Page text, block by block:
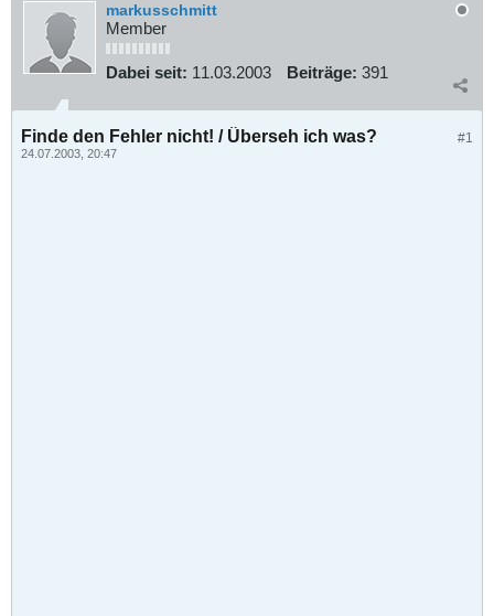
markusschmitt
Member
Dabei seit: 11.03.2003 Beiträge: 391
#1
Finde den Fehler nicht! / Überseh ich was?
24.07.2003, 20:47